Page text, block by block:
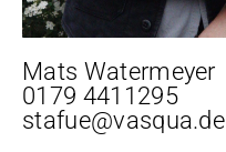
Mats Watermeyer
0179 4411295
stafue@vasqua.de